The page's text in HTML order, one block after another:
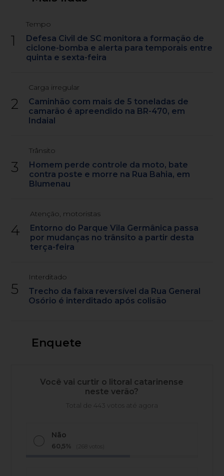
1
Tempo
Defesa Civil de SC monitora a formação de
ciclone-bomba e alerta para temporais entre
quinta e sexta-feira
2
Carga irregular
Caminhão com mais de 5 toneladas de
camarão é apreendido na BR-470, em
Indaial
3
Trânsito
Homem perde controle da moto, bate
contra poste e morre na Rua Bahia, em
Blumenau
4
Atenção, motoristas
Entorno do Parque Vila Germânica passa
por mudanças no trânsito a partir desta
terça-feira
5
Interditado
Trecho da faixa reversível da Rua General
Osório é interditado após colisão
Enquete
Você vai curtir o litoral catarinense
neste verão?
Total de 443 votos até agora
Não
60,5% (268 votos)